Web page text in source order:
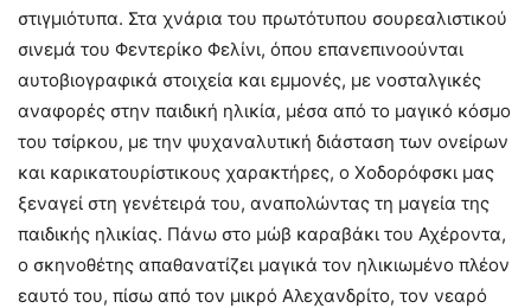
στιγμιότυπα. Στα χνάρια του πρωτότυπου σουρεαλιστικού
σινεμά του Φεντερίκο Φελίνι, όπου επανεπινοούνται
αυτοβιογραφικά στοιχεία και εμμονές, με νοσταλγικές
αναφορές στην παιδική ηλικία, μέσα από το μαγικό κόσμο
του τσίρκου, με την ψυχαναλυτική διάσταση των ονείρων
και καρικατουρίστικους χαρακτήρες, ο Χοδορόφσκι μας
ξεναγεί στη γενέτειρά του, αναπολώντας τη μαγεία της
παιδικής ηλικίας. Πάνω στο μώβ καραβάκι του Αχέροντα,
ο σκηνοθέτης απαθανατίζει μαγικά τον ηλικιωμένο πλέον
εαυτό του, πίσω από τον μικρό Αλεχανδρίτο, τον νεαρό